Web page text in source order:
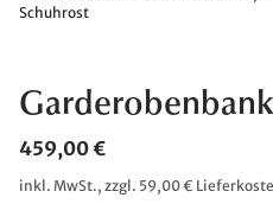
Schuhrost
459,00 €
inkl. MwSt., zzgl. 59,00 €